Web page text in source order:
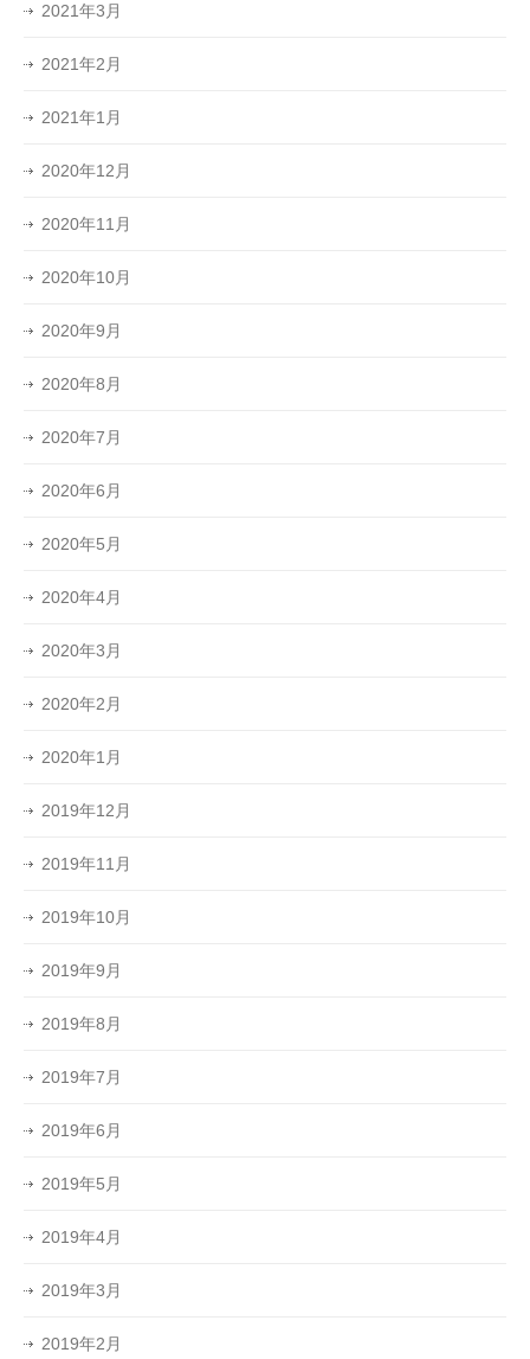
2021年3月
2021年2月
2021年1月
2020年12月
2020年11月
2020年10月
2020年9月
2020年8月
2020年7月
2020年6月
2020年5月
2020年4月
2020年3月
2020年2月
2020年1月
2019年12月
2019年11月
2019年10月
2019年9月
2019年8月
2019年7月
2019年6月
2019年5月
2019年4月
2019年3月
2019年2月